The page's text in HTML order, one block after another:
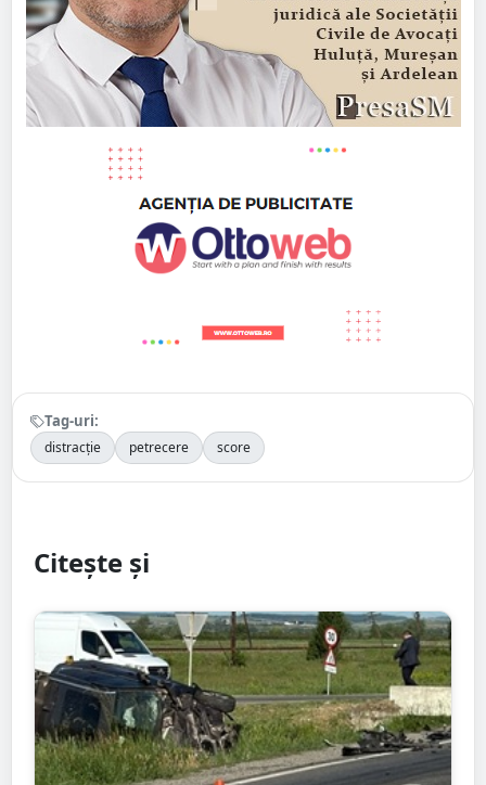
Tag-uri:
distracție petrecere score
Citește și